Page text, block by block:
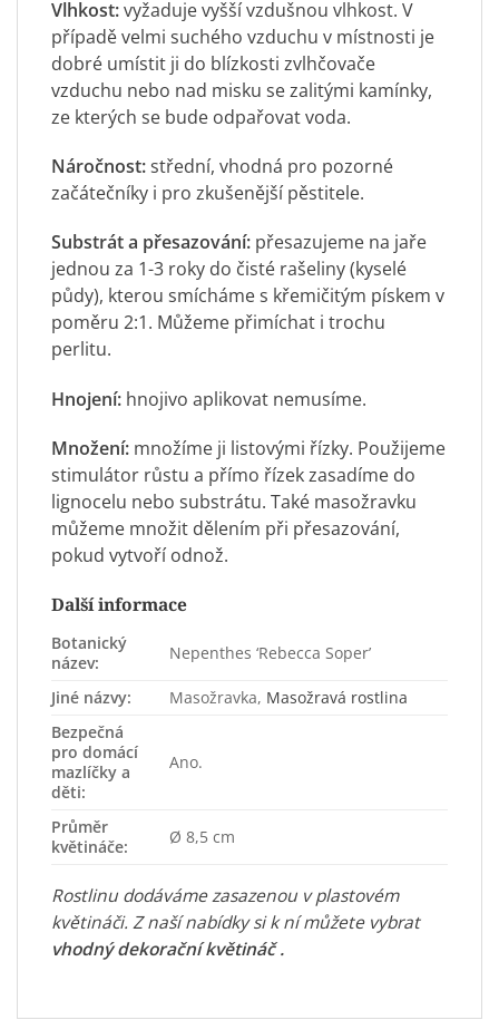
Vlhkost:vyžaduje vyšší vzdušnou vlhkost. V
případě velmi suchého vzduchu v místnosti je
dobré umístit ji do blízkosti zvlhčovače
vzduchu nebo nad misku se zalitými kamínky,
ze kterých se bude odpařovat voda.
Náročnost:střední, vhodná pro pozorné
začátečníky i pro zkušenější pěstitele.
Substrát a přesazování: přesazujeme na jaře
jednou za 1-3 roky do čisté rašeliny (kyselé
půdy), kterou smícháme s křemičitým pískem v
poměru 2:1. Můžeme přimíchat i trochu
perlitu.
Hnojení: hnojivo aplikovat nemusíme.
Množení: množíme ji listovými řízky. Použijeme
stimulátor růstu a přímo řízek zasadíme do
lignocelu nebo substrátu. Také masožravku
můžeme množit dělením při přesazování,
pokud vytvoří odnož.
Další informace
Botanický
název:
Nepenthes ‘Rebecca Soper’
Jiné názvy: Masožravka, Masožravá rostlina
Bezpečná
pro domácí
mazlíčky a
děti:
Ano.
Průměr
květináče:
Ø 8,5 cm
Rostlinu dodáváme zasazenou v plastovém
květináči. Z naší nabídky si k ní můžete vybrat
vhodný dekorační květináč.